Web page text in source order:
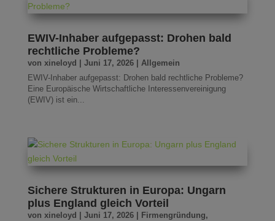
EWIV-Inhaber aufgepasst: Drohen bald
rechtliche Probleme?
von xineloyd Juni 17, 2026| Allgemein
EWIV-Inhaber aufgepasst: Drohen bald rechtliche Probleme?
Eine Europäische Wirtschaftliche Interessenvereinigung
(EWIV) ist ein...
Sichere Strukturen in Europa: Ungarn
plus England gleich Vorteil
von xineloyd Juni 17, 2026| Firmengründung,